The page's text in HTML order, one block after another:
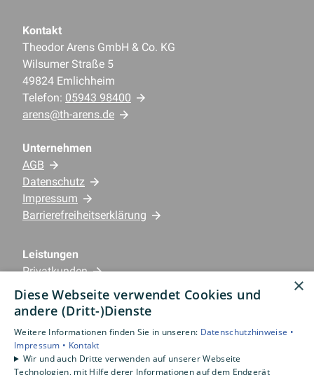
Kontakt
Theodor Arens GmbH & Co. KG
Wilsumer Straße 5
49824 Emlichheim
Telefon: 05943 98400
arens@th-arens.de
Unternehmen
AGB
Datenschutz
Impressum
Barrierefreiheitserklärung
Leistungen
Privatkunden
Gewerbekunden
Karriere
Unternehmen
Standorte
Emlichheim
×
Diese Webseite verwendet Cookies und
andere (Dritt-)Dienste
Weitere Informationen finden Sie in unseren: Datenschutzhinweise •
Impressum • Kontakt
Wir und auch Dritte verwenden auf unserer Webseite
Technologien, mit Hilfe derer Informationen auf dem Endgerät